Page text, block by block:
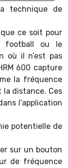
technique de
que ce soit pour
football ou le
où il n’est pas
600 capture
la fréquence
la distance. Ces
l’application
potentielle de
sur un bouton
de fréquence